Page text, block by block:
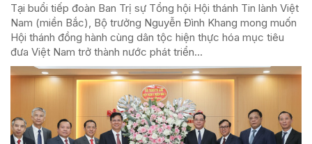
Tại buổi tiếp đoàn Ban Trị sự Tổng hội Hội thánh Tin lành Việt
Nam (miền Bắc), Bộ trưởng Nguyễn Đình Khang mong muốn
Hội thánh đồng hành cùng dân tộc hiện thực hóa mục tiêu
đưa Việt Nam trở thành nước phát triển...